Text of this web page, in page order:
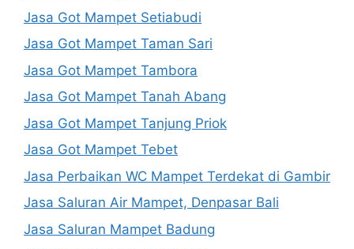
Jasa Got Mampet Setiabudi
Jasa Got Mampet Taman Sari
Jasa Got Mampet Tambora
Jasa Got Mampet Tanah Abang
Jasa Got Mampet Tanjung Priok
Jasa Got Mampet Tebet
Jasa Perbaikan WC Mampet Terdekat di Gambir
Jasa Saluran Air Mampet, Denpasar Bali
Jasa Saluran Mampet Badung